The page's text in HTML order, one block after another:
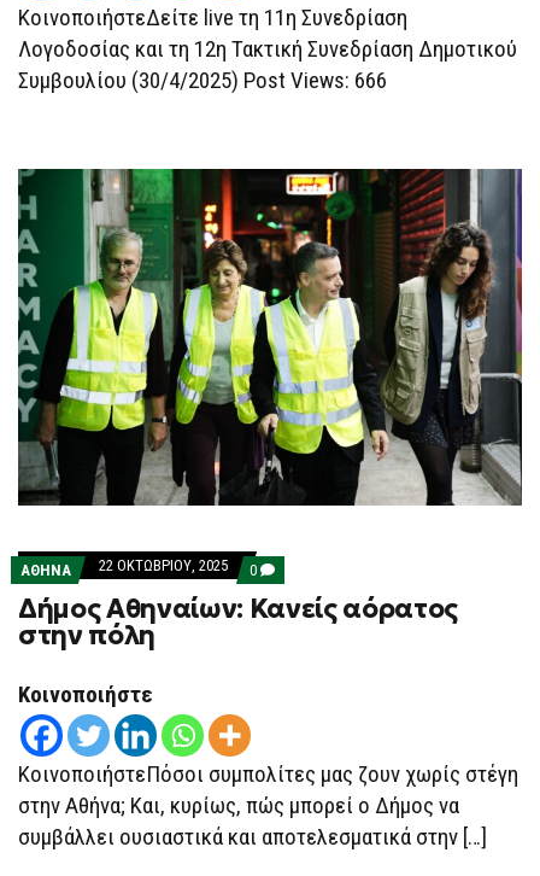
ΚοινοποιήστεΔείτε live τη 11η Συνεδρίαση
Λογοδοσίας και τη 12η Τακτική Συνεδρίαση Δημοτικού
Συμβουλίου (30/4/2025) Post Views: 666
ΑΘΗΝΑ 22 ΟΚΤΩΒΡΊΟΥ, 2025 0 COMMENTS
ON
ΔΉΜΟΣ
ΑΘΗΝΑΊΩΝ:
Δήμος Αθηναίων: Κανείς αόρατος
στην πόλη
Κοινοποιήστε
ΚοινοποιήστεΠόσοι συμπολίτες μας ζουν χωρίς στέγη
στην Αθήνα; Και, κυρίως, πώς μπορεί ο Δήμος να
συμβάλλει ουσιαστικά και αποτελεσματικά στην […]